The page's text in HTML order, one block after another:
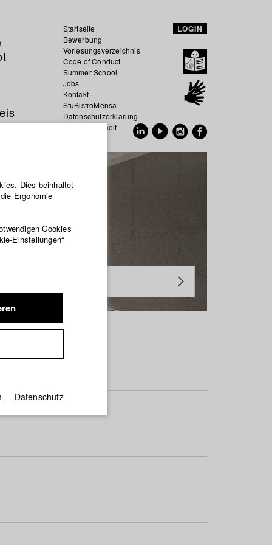
Startseite
Bewerbung
Vorlesungsverzeichnis
Code of Conduct
Summer School
Jobs
Kontakt
StuBistroMensa
Datenschutzerklärung
Datensicherheit
LOGIN
Dies beinhaltet
Ergonomie
Cookies
Einstellungen“
Datenschutz